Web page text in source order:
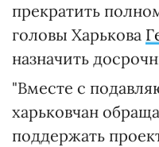
прекратить
головы Харькова
назначить
"Вместе с
харьковчан
поддержать